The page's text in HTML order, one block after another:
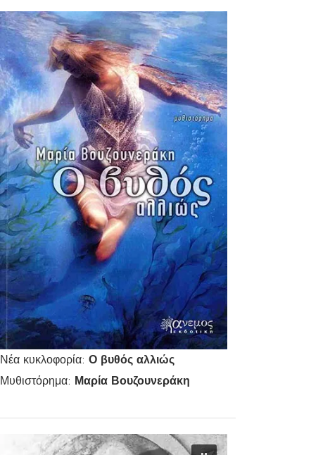
Νέα κυκλοφορία:Ο βυθός αλλιώς
Μυθιστόρημα: Μαρία Βουζουνεράκη